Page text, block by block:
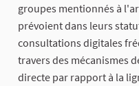
groupes mentionnés à
prévoient dans leurs
consultations digitales
travers des mécanismes
directe par rapport à la